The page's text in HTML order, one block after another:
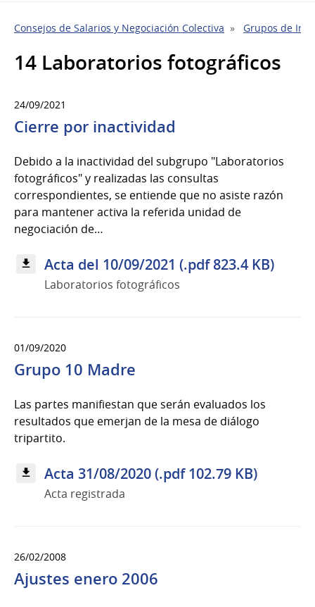
Consejos de Salarios y Negociación Colectiva Grupos de
14 Laboratorios fotográficos
24/09/2021
Cierre por inactividad
Debido a la inactividad del subgrupo "Laboratorios
fotográficos" y realizadas las consultas
correspondientes, se entiende que no asiste razón
para mantener activa la referida unidad de
negociación de…
Acta del 10/09/2021 (.pdf 823.4 KB)
Laboratorios fotográficos
01/09/2020
Grupo 10 Madre
Las partes manifiestan que serán evaluados los
resultados que emerjan de la mesa de diálogo
tripartito.
Acta 31/08/2020 (.pdf 102.79 KB)
Acta registrada
26/02/2008
Ajustes enero 2006